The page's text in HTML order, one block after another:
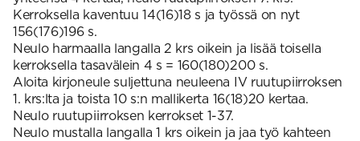
Kerroksella kaventuu 14(16)18 s ja työssä on nyt
156(176)196 s.
Neulo harmaalla langalla 2 krs oikein ja lisää toisella
kerroksella tasavälein 4 s = 160(180)200 s.
Aloita kirjoneule suljettuna neuleena IV ruutupiirroksen
1. krs:lta ja toista 10 s:n mallikerta 16(18)20 kertaa.
Neulo ruutupiirroksen kerrokset 1-37.
Neulo mustalla langalla 1 krs oikein ja jaa työ kahteen